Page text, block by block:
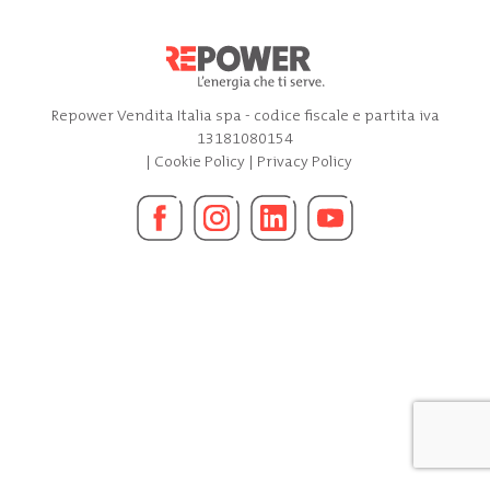
Repower Vendita Italia spa - codice fiscale e partita iva
13181080154
| Cookie Policy| Privacy Policy